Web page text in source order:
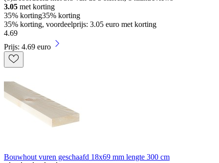
3.05 met korting
35% korting35% korting
35% korting, voordeelprijs: 3.05 euro met korting
4.69
Prijs: 4.69 euro
Bouwhout vuren geschaafd 18x69 mm lengte 300 cm